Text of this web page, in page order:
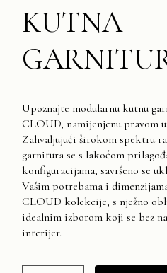
KUTNA
Upoznajte modularnu kutnu
CLOUD, namijenjenu pravom
Zahvaljujući širokom spektru
garnitura se s lakoćom
konfiguracijama, savršeno se
Vašim potrebama i
CLOUD kolekcije, s nježno
idealnim izborom koji se bez
interijer.